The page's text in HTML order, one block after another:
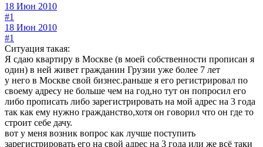
18 Июн 2010
#1
18 Июн 2010
#1
Ситуация такая:
Я сдаю квартиру в Москве (в моей собственности прописан я
один) в ней живет гражданин Грузии уже более 7 лет
у него в Москве свой бизнес.раньше я его регистрировал по
своему адресу не больше чем на год,но тут он попросил его
либо прописать либо зарегистрировать на мой адрес на 3 года
так как ему нужно гражданство,хотя он говорил что он где то
строит себе дачу.
вот у меня возник вопрос как лучше поступить
зарегистрировать его на свой адрес на 3 года или же всё таки